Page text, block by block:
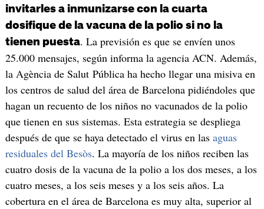
invitarles a inmunizarse con la cuarta
dosifique de la vacuna de la polio si no la
tienen puesta. La previsión es que se envíen unos
25.000 mensajes, según informa la agencia ACN. Además,
la Agència de Salut Pública ha hecho llegar una misiva en
los centros de salud del área de Barcelona pidiéndoles que
hagan un recuento de los niños no vacunados de la polio
que tienen en sus sistemas. Esta estrategia se despliega
después de que se haya detectado el virus en las aguas
residuales del Besòs. La mayoría de los niños reciben las
cuatro dosis de la vacuna de la polio a los dos meses, a los
cuatro meses, a los seis meses y a los seis años. La
cobertura en el área de Barcelona es muy alta, superior al